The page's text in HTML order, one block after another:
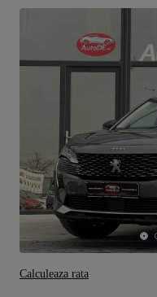
Calculeaza rata